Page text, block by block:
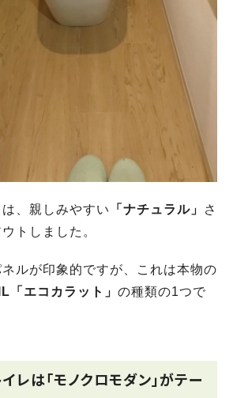
、親しみやすい 「ナチュラル」
さ
トしました。
ルが印象的ですが、これは本物の
「エコカラット」 の種類の1つで
イレは「モノクロモダン」がテー